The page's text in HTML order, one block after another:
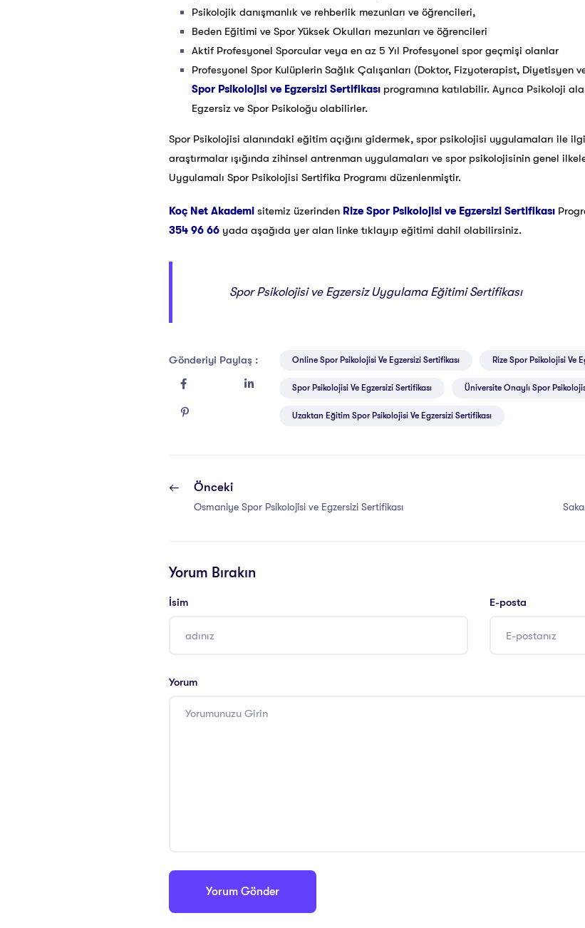
Psikolojik danışmanlık ve rehberlik mezunları ve öğrencileri,
Beden Eğitimi ve Spor Yüksek Okulları mezunları ve öğrencileri
Aktif Profesyonel Sporcular veya en az 5 Yıl Profesyonel spor geçmişi olanlar
Profesyonel Spor Kulüplerin Sağlık Çalışanları (Doktor, Fizyoterapist, Diyetisyen
Spor Psikolojisi ve Egzersizi Sertifikası programına katılabilir. Ayrıca Psikoloji
Egzersiz ve Spor Psikoloğu olabilirler.
Spor Psikolojisi alanındaki eğitim açığını gidermek, spor psikolojisi uygulamaları ile
araştırmalar ışığında zihinsel antrenman uygulamaları ve spor psikolojisinin genel
Uygulamalı Spor Psikolojisi Sertifika Programı düzenlenmiştir.
Koç Net Akademi sitemiz üzerinden Rize Spor Psikolojisi ve Egzersizi Sertifikası
354 96 66 yada aşağıda yer alan linke tıklayıp eğitimi dahil olabilirsiniz.
Spor Psikolojisi ve Egzersiz Uygulama Eğitimi Sertifikası
Gönderiyi Paylaş : Online Spor Psikolojisi Ve Egzersizi Sertifikası Rize Spor Psikolojisi Ve
Spor Psikolojisi Ve Egzersizi Sertifikası Üniversite Onaylı Spor
Uzaktan Eğitim Spor Psikolojisi Ve Egzersizi Sertifikası
Önceki
Osmaniye Spor Psikolojisi ve Egzersizi Sertifikası
Yorum Bırakın
İsim E-posta
Yorum